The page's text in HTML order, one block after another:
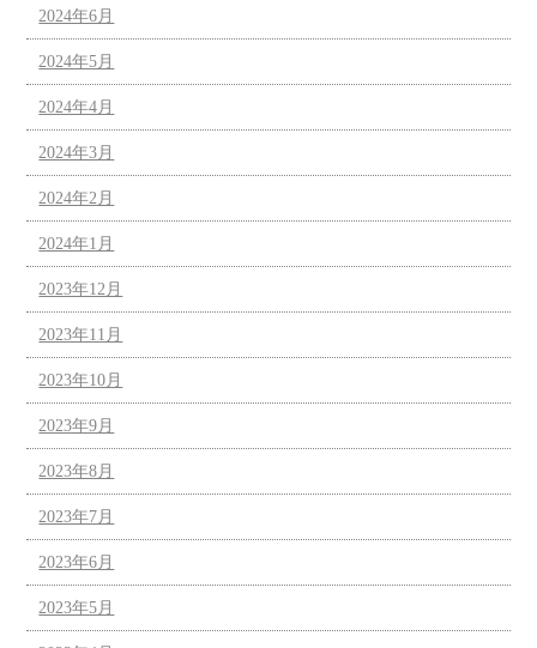
2024年6月
2024年5月
2024年4月
2024年3月
2024年2月
2024年1月
2023年12月
2023年11月
2023年10月
2023年9月
2023年8月
2023年7月
2023年6月
2023年5月